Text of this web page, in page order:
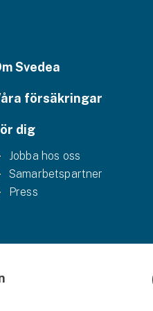
Svedea
försäkringar
dig
Jobba hos oss
Samarbetspartner
Press